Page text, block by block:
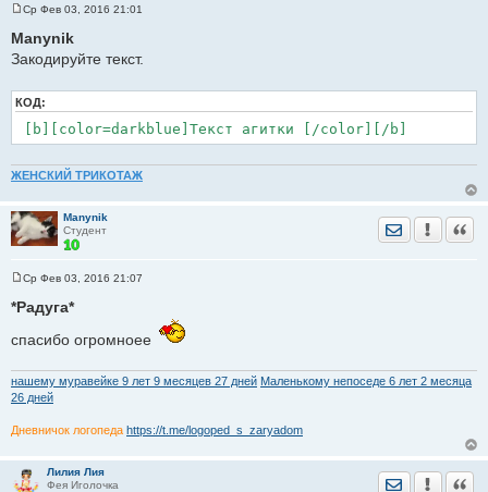
о
б
н
и
е
Ср Фев 03, 2016 21:01
Manynik
Закодируйте текст.
КОД:
[b][color=darkblue]Текст агитки [/color][/b]
ЖЕНСКИЙ ТРИКОТАЖ
Manynik
Студент
Отправить
о
о
щ
и
е
Ср Фев 03, 2016 21:07
*Радуга*
спасибо огромноее
нашему муравейке 9 лет 9 месяцев 27 дней Маленькому непоседе 6 лет 2 месяца
26 дней
Дневничок логопеда https://t.me/logoped_s_zaryadom
Лилия Лия
Фея Иголочка
Отправить